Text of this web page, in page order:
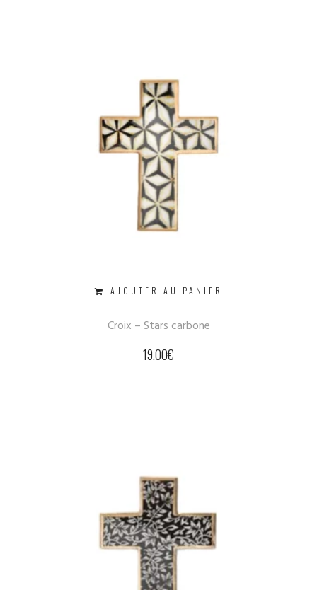
AJOUTER AU PANIER
Croix – Stars carbone
19.00€